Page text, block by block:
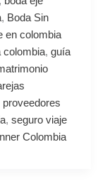
, Boda Sin
en colombia
colombia, guía
proveedores
, seguro viaje
Colombia